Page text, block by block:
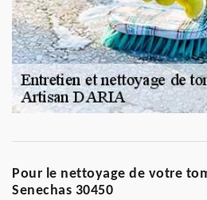
Pour le nettoyage de votre
Senechas 30450